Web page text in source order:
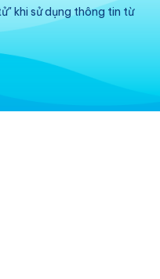
khi sử dụng thông tin từ